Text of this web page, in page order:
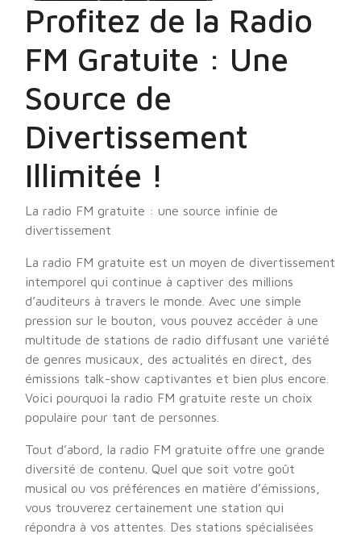
Profitez de la Radio
FM Gratuite : Une
Source de
Divertissement
Illimitée !
La radio FM gratuite : une source infinie de
divertissement
La radio FM gratuite est un moyen de divertissement
intemporel qui continue à captiver des millions
d’auditeurs à travers le monde. Avec une simple
pression sur le bouton, vous pouvez accéder à une
multitude de stations de radio diffusant une variété
de genres musicaux, des actualités en direct, des
émissions talk-show captivantes et bien plus encore.
Voici pourquoi la radio FM gratuite reste un choix
populaire pour tant de personnes.
Tout d’abord, la radio FM gratuite offre une grande
diversité de contenu. Quel que soit votre goût
musical ou vos préférences en matière d’émissions,
vous trouverez certainement une station qui
répondra à vos attentes. Des stations spécialisées